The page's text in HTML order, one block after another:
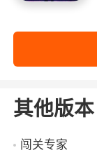
其他版本
闯关专家